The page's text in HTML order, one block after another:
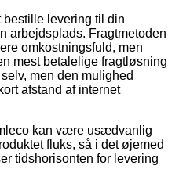
levering til din
arbejdsplads. Fragtmetoden
omkostningsfuld, men
mest betalelige fragtløsning
men den mulighed
afstand af internet
kan være usædvanlig
fluks, så i det øjemed
tidshorisonten for levering